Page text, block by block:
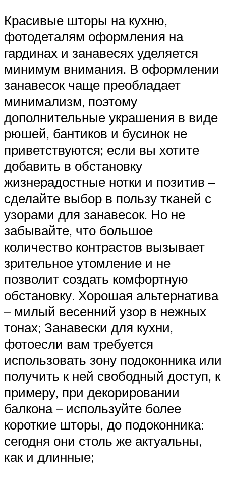
Красивые шторы на кухню,
фотодеталям оформления на
гардинах и занавесях уделяется
минимум внимания. В оформлении
занавесок чаще преобладает
минимализм, поэтому
дополнительные украшения в виде
рюшей, бантиков и бусинок не
приветствуются; если вы хотите
добавить в обстановку
жизнерадостные нотки и позитив –
сделайте выбор в пользу тканей с
узорами для занавесок. Но не
забывайте, что большое
количество контрастов вызывает
зрительное утомление и не
позволит создать комфортную
обстановку. Хорошая альтернатива
– милый весенний узор в нежных
тонах; Занавески для кухни,
фотоесли вам требуется
использовать зону подоконника или
получить к ней свободный доступ, к
примеру, при декорировании
балкона – используйте более
короткие шторы, до подоконника:
сегодня они столь же актуальны,
как и длинные;